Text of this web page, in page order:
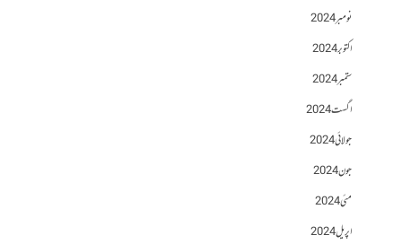
نومبر 2024
اکتوبر 2024
ستمبر 2024
اگست 2024
جولائی 2024
جون 2024
مئی 2024
اپریل 2024